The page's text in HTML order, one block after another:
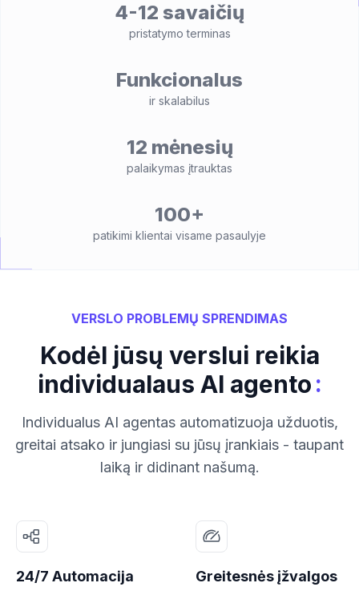
4-12 savaičių
pristatymo terminas
Funkcionalus
ir skalabilus
12 mėnesių
palaikymas įtrauktas
100+
patikimi klientai visame pasaulyje
VERSLO PROBLEMŲ SPRENDIMAS
Kodėl jūsų verslui reikia
individualaus AI agento:
Individualus AI agentas automatizuoja užduotis,
greitai atsako ir jungiasi su jūsų įrankiais - taupant
laiką ir didinant našumą.
24/7 Automacija Greitesnės įžvalgos